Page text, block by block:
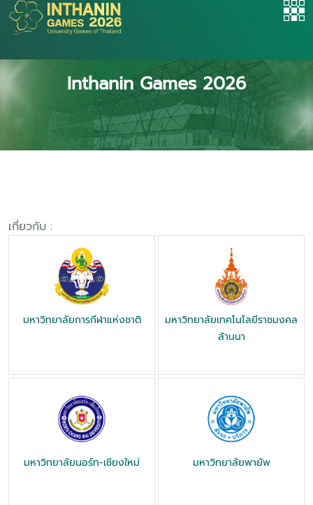
Inthanin Games 2026
เกี่ยวกับ :
มหาวิทยาลัยการกีฬาแห่งชาติ
มหาวิทยาลัยเทคโนโลยีราชมงคล
ล้านนา
มหาวิทยาลัยนอร์ท-เชียงใหม่ มหาวิทยาลัยพายัพ